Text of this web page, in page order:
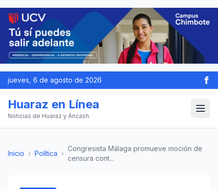
jueves, 6 de agosto de 2026
Huaraz en Línea
Noticias de Huaraz y Áncash
Inicio › Política ›
Congresista Málaga promueve moción de
censura cont...